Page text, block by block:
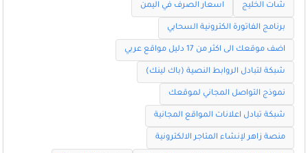
شات الخليج اسعار الصرف في اليمن
برنامج الفاتورة الكترونية السحابي
اضف موقعك الى اكثر من 17 دليل مواقع عربي
شبكة لتبادل الروابط النصية (باك لينك)
نموذج التواصل المجاني لموقعك
شبكة تبادل اعلانات المواقع المجانية
منصة زاهر لإنشاء المتاجر الالكترونية